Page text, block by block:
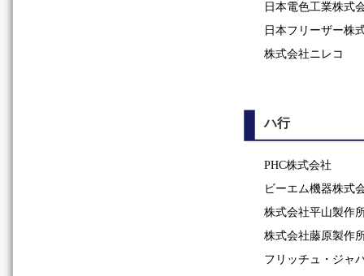
日本電色工業株式
日本フリーザー株
株式会社ニレコ
ハ行
PHC株式会社
ビーエム機器株式
株式会社平山製作
株式会社藤原製作
フリッチュ・ジャ